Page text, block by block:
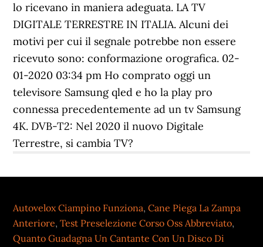
lo ricevano in maniera adeguata. LA TV
DIGITALE TERRESTRE IN ITALIA. Alcuni dei
motivi per cui il segnale potrebbe non essere
ricevuto sono: conformazione orografica. ‎02-
01-2020 03:34 pm Ho comprato oggi un
televisore Samsung qled e ho la play pro
connessa precedentemente ad un tv Samsung
4K. DVB-T2: Nel 2020 il nuovo Digitale
Terrestre, si cambia TV?
Autovelox Ciampino Funziona,Cane Piega La Zampa
Anteriore,Test Preselezione Corso Oss Abbreviato,
Quanto Guadagna Un Cantante Con Un Disco Di